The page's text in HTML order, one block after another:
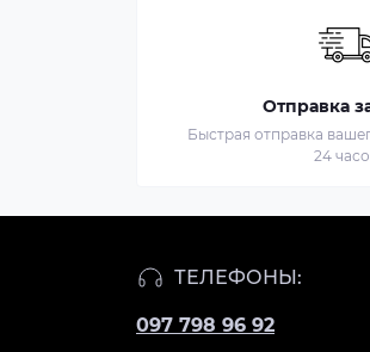
Отправка
Быстрая отправка
24
ТЕЛЕФОНЫ:
097 798 96 92